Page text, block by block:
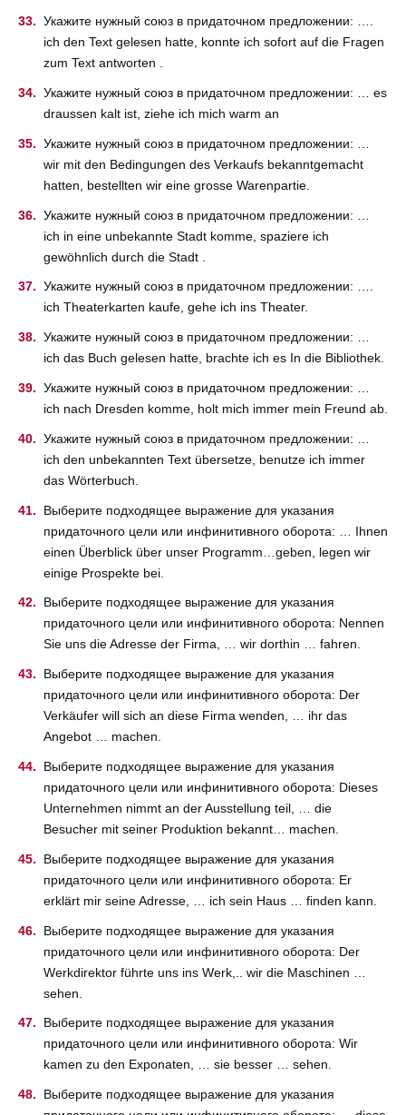
Укажите нужный союз в придаточном предложении: ….
ich den Text gelesen hatte, konnte ich sofort auf die Fragen
zum Text antworten .
Укажите нужный союз в придаточном предложении: … es
draussen kalt ist, ziehe ich mich warm an
Укажите нужный союз в придаточном предложении: …
wir mit den Bedingungen des Verkaufs bekanntgemacht
hatten, bestellten wir eine grosse Warenpartie.
Укажите нужный союз в придаточном предложении: …
ich in eine unbekannte Stadt komme, spaziere ich
gewöhnlich durch die Stadt .
Укажите нужный союз в придаточном предложении: ….
ich Theaterkarten kaufe, gehe ich ins Theater.
Укажите нужный союз в придаточном предложении: …
ich das Buch gelesen hatte, brachte ich es In die Bibliothek.
Укажите нужный союз в придаточном предложении: …
ich nach Dresden komme, holt mich immer mein Freund ab.
Укажите нужный союз в придаточном предложении: …
ich den unbekannten Text übersetze, benutze ich immer
das Wörterbuch.
Выберите подходящее выражение для указания
придаточного цели или инфинитивного оборота: … Ihnen
einen Überblick über unser Programm…geben, legen wir
einige Prospekte bei.
Выберите подходящее выражение для указания
придаточного цели или инфинитивного оборота: Nennen
Sie uns die Adresse der Firma, … wir dorthin … fahren.
Выберите подходящее выражение для указания
придаточного цели или инфинитивного оборота: Der
Verkäufer will sich an diese Firma wenden, … ihr das
Angebot … machen.
Выберите подходящее выражение для указания
придаточного цели или инфинитивного оборота: Dieses
Unternehmen nimmt an der Ausstellung teil, … die
Besucher mit seiner Produktion bekannt… machen.
Выберите подходящее выражение для указания
придаточного цели или инфинитивного оборота: Er
erklärt mir seine Adresse, … ich sein Haus … finden kann.
Выберите подходящее выражение для указания
придаточного цели или инфинитивного оборота: Der
Werkdirektor führte uns ins Werk,.. wir die Maschinen …
sehen.
Выберите подходящее выражение для указания
придаточного цели или инфинитивного оборота: Wir
kamen zu den Exponaten, … sie besser … sehen.
Выберите подходящее выражение для указания